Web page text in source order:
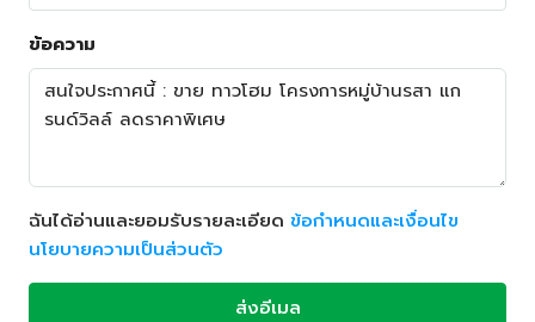
ข้อความ
ฉันได้อ่านและยอมรับรายละเอียด ข้อกำหนดและเงื่อนไข
นโยบายความเป็นส่วนตัว
ส่งอีเมล